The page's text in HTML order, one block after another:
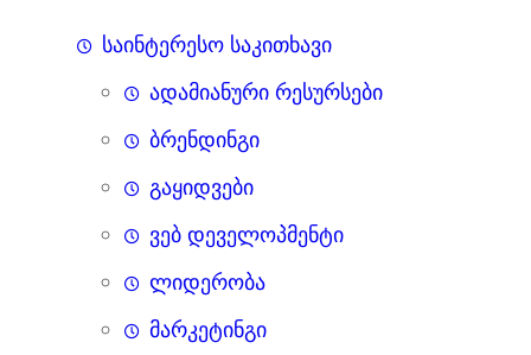
საინტერესო საკითხავი
ადამიანური რესურსები
ბრენდინგი
გაყიდვები
ვებ დეველოპმენტი
ლიდერობა
მარკეტინგი